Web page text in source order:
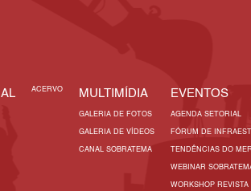
ACERVO MULTIMÍDIA
GALERIA DE FOTOS
GALERIA DE VÍDEOS
CANAL SOBRATEMA
EVENTOS
AGENDA SETORIAL
FÓRUM DE
TENDÊNCIAS DO
WEBINAR
WORKSHOP REVISTA